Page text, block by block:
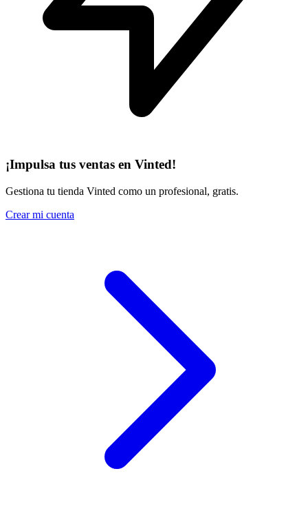
¡Impulsa tus ventas en Vinted!
Gestiona tu tienda Vinted como un profesional, gratis.
Crear mi cuenta